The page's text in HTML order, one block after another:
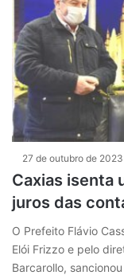
27 de outubro de 2023
Caxias isenta
juros das
O Prefeito Flávio
Elói Frizzo e pelo
Barcarollo,